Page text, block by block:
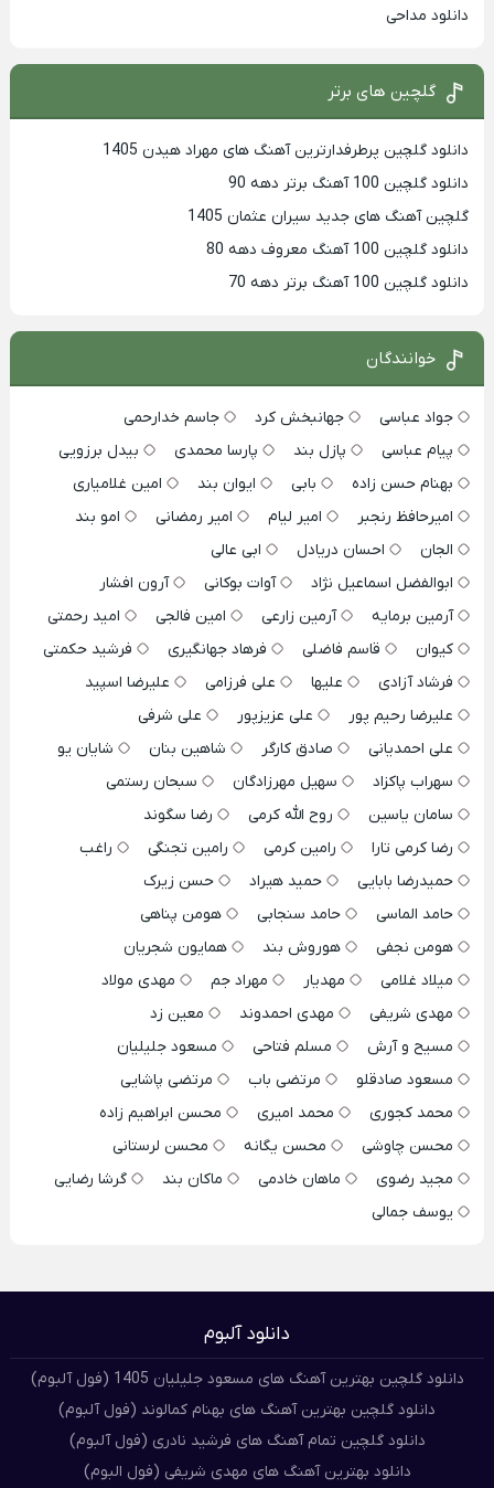
دانلود مداحی
گلچین های برتر
دانلود گلچین پرطرفدارترین آهنگ های مهراد هیدن 1405
دانلود گلچین 100 آهنگ برتر دهه 90
گلچین آهنگ های جدید سیران عثمان 1405
دانلود گلچین 100 آهنگ معروف دهه 80
دانلود گلچین 100 آهنگ برتر دهه 70
خوانندگان
جواد عباسی جهانبخش کرد
جاسم خدارحمی
پیام عباسی
پازل بند پارسا محمدی
بیدل برزویی
بهنام حسن زاده
بابی ایوان بند
امین غلامیاری
امیرحافظ رنجبر
امیر لیام امیر رمضانی
امو بند
الجان
احسان دریادل
ابی عالی
ابوالفضل اسماعیل نژاد
آوات بوکانی
آرون افشار
آرمین برمایه
آرمین زارعی امین فالجی
امید رحمتی
کیوان
قاسم فاضلی فرهاد جهانگیری
فرشید حکمتی
فرشاد آزادی
علیها علی فرزامی
علیرضا اسپید
علیرضا رحیم پور
علی عزیزپور
علی شرفی
علی احمدیانی
صادق کارگر شاهین بنان
شایان یو
سهراب پاکزاد
سهیل مهرزادگان
سبحان رستمی
سامان یاسین
روح الله کرمی
رضا سگوند
رضا کرمی تارا
رامین کرمی رامین تجنگی
راغب
حمیدرضا بابایی
حمید هیراد
حسن زیرک
حامد الماسی
حامد سنجابی
هومن پناهی
هومن نجفی
هوروش بند
همایون شجریان
میلاد غلامی
مهدیار مهراد جم
مهدی مولاد
مهدی شریفی
مهدی احمدوند
معین زد
مسیح و آرش
مسلم فتاحی
مسعود جلیلیان
مسعود صادقلو
مرتضی باب
مرتضی پاشایی
محمد کجوری
محمد امیری
محسن ابراهیم زاده
محسن چاوشی
محسن یگانه
محسن لرستانی
مجید رضوی
ماهان خادمی ماکان بند
گرشا رضایی
یوسف جمالی
دانلود آلبوم
دانلود گلچین بهترین آهنگ های مسعود جلیلیان 1405 (فول آلبوم)
دانلود گلچین بهترین آهنگ های بهنام کمالوند (فول آلبوم)
دانلود گلچین تمام آهنگ های فرشید نادری (فول آلبوم)
دانلود بهترین آهنگ های مهدی شریفی (فول البوم)